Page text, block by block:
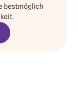
bestmöglich